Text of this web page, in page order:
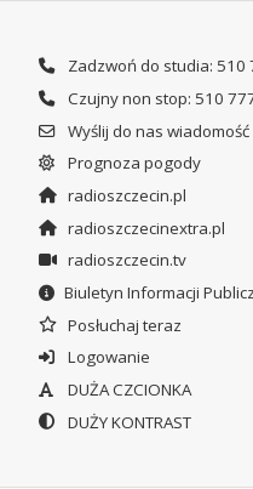
Zadzwoń do studia: 510
Czujny non stop: 510
Wyślij do nas wiadomość
Prognoza pogody
radioszczecin.pl
radioszczecinextra.pl
radioszczecin.tv
Biuletyn Informacji
Posłuchaj teraz
Logowanie
DUŻA CZCIONKA
DUŻY KONTRAST